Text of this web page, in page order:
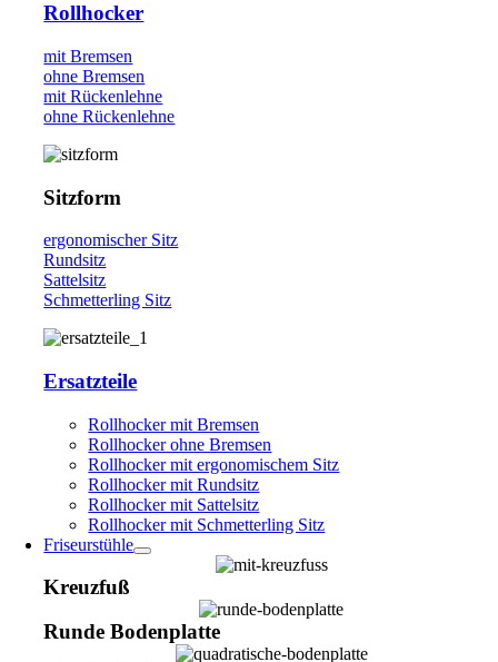
Rollhocker
mit Bremsen
ohne Bremsen
mit Rückenlehne
ohne Rückenlehne
Sitzform
ergonomischer Sitz
Rundsitz
Sattelsitz
Schmetterling Sitz
Ersatzteile
Rollhocker mit Bremsen
Rollhocker ohne Bremsen
Rollhocker mit ergonomischem Sitz
Rollhocker mit Rundsitz
Rollhocker mit Sattelsitz
Rollhocker mit Schmetterling Sitz
Friseurstühle
Kreuzfuß
Runde Bodenplatte